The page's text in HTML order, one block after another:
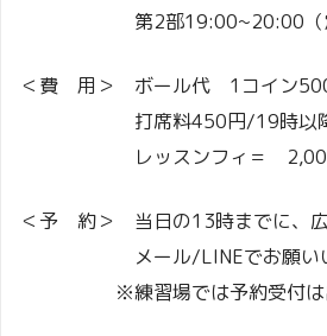
第2部19:00~20:00（定
＜費 用＞ ボール代 1コイン
打席料450円/19時以降
レッスンフィ＝
＜予 約＞ 当日の13時までに、
メール/LINEでお願いい
※練習場では予約受付は出